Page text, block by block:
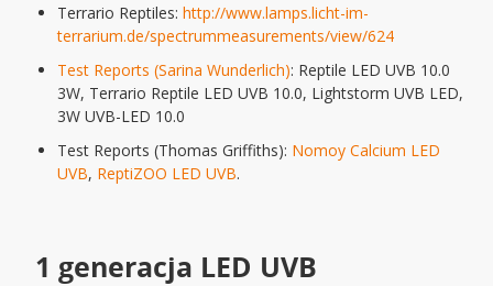
Terrario Reptiles:http://www.lamps.licht-im-
terrarium.de/spectrummeasurements/view/624
Test Reports (Sarina Wunderlich): Reptile LED UVB 10.0
3W, Terrario Reptile LED UVB 10.0, Lightstorm UVB LED,
3W UVB-LED 10.0
Test Reports (Thomas Griffiths): Nomoy Calcium LED
UVB, ReptiZOO LED UVB.
1 generacja LED UVB